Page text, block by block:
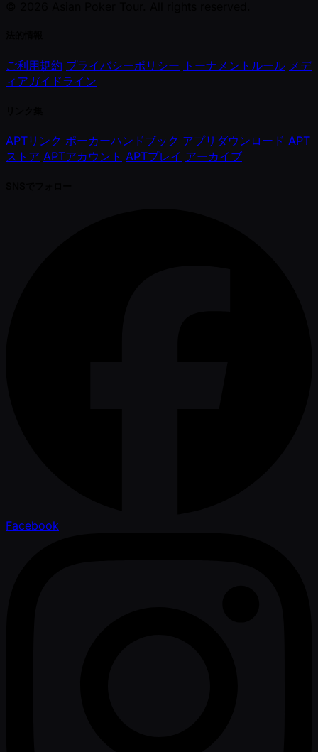
ご利用規約 プライバシーポリシー トーナメントルール メデ
ィアガイドライン
APTリンク ポーカーハンドブック アプリダウンロード APT
ストア APTアカウント APTプレイ アーカイブ
Facebook